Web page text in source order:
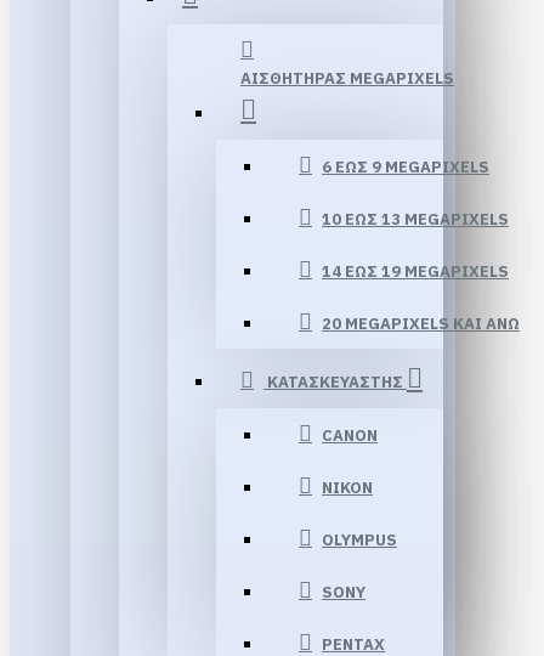
ΑΙΣΘΗΤΗΡΑΣ MEGAPIXELS
6 ΈΩΣ 9 MEGAPIXELS
10 ΈΩΣ 13 MEGAPIXELS
14 ΕΏΣ 19 MEGAPIXELS
20 MEGAPIXELS ΚΑΙ ΆΝΩ
ΚΑΤΑΣΚΕΥΑΣΤΗΣ
CANON
NIKON
OLYMPUS
SONY
PENTAX